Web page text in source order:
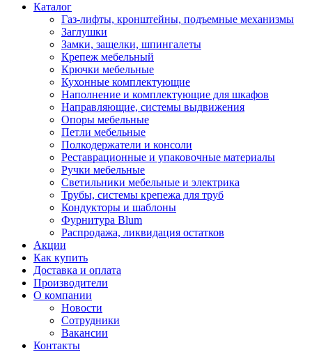
Каталог
Газ-лифты, кронштейны, подъемные механизмы
Заглушки
Замки, защелки, шпингалеты
Крепеж мебельный
Крючки мебельные
Кухонные комплектующие
Наполнение и комплектующие для шкафов
Направляющие, системы выдвижения
Опоры мебельные
Петли мебельные
Полкодержатели и консоли
Реставрационные и упаковочные материалы
Ручки мебельные
Светильники мебельные и электрика
Трубы, системы крепежа для труб
Кондукторы и шаблоны
Фурнитура Blum
Распродажа, ликвидация остатков
Акции
Как купить
Доставка и оплата
Производители
О компании
Новости
Сотрудники
Вакансии
Контакты